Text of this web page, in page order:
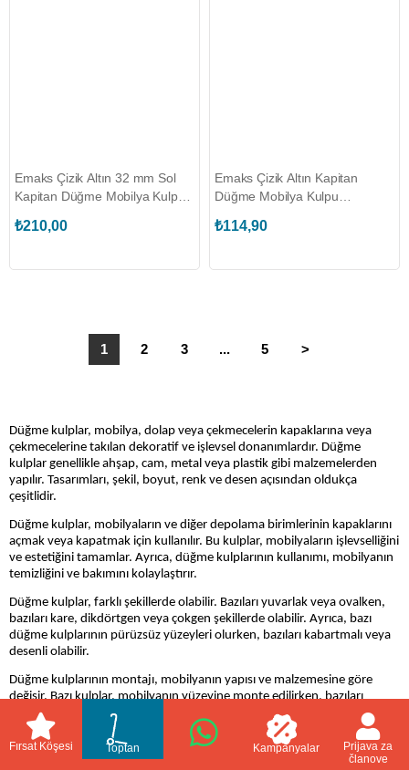
Emaks Çizik Altın 32 mm Sol
Kapitan Düğme Mobilya Kulpu
₺210,00
Emaks Çizik Altın Kapitan
Düğme Mobilya Kulpu
₺114,90
1 2 3 ... 5 >
Düğme kulplar, mobilya, dolap veya çekmecelerin kapaklarına veya
çekmecelerine takılan dekoratif ve işlevsel donanımlardır. Düğme
kulplar genellikle ahşap, cam, metal veya plastik gibi malzemelerden
yapılır. Tasarımları, şekil, boyut, renk ve desen açısından oldukça
çeşitlidir.
Düğme kulplar, mobilyaların ve diğer depolama birimlerinin kapaklarını
açmak veya kapatmak için kullanılır. Bu kulplar, mobilyaların işlevselliğini
ve estetiğini tamamlar. Ayrıca, düğme kulplarının kullanımı, mobilyanın
temizliğini ve bakımını kolaylaştırır.
Düğme kulplar, farklı şekillerde olabilir. Bazıları yuvarlak veya ovalken,
bazıları kare, dikdörtgen veya çokgen şekillerde olabilir. Ayrıca, bazı
düğme kulplarının pürüzsüz yüzeyleri olurken, bazıları kabartmalı veya
desenli olabilir.
Düğme kulplarının montajı, mobilyanın yapısı ve malzemesine göre
değişir. Bazı kulplar, mobilyanın yüzeyine monte edilirken, bazıları
çekmece veya kapakların içinde yer alır. Montaj işlemi, kulbun
malzemesine ve kullanılan donanıma bağlıdır.
Düğme kulpları, mobilyanın rengine ve tarzına uygun olarak seçilmelidir.
Fırsat Köşesi Toptan Kampanyalar
Prijava za
članove